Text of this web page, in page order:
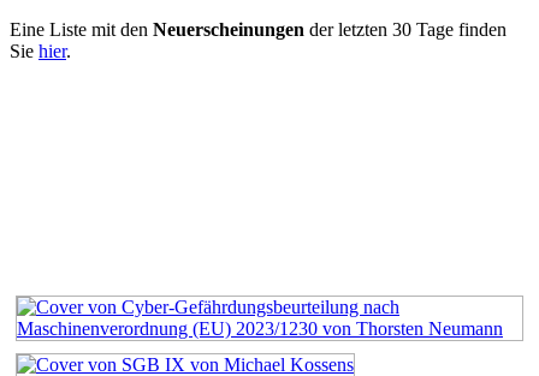
Eine Liste mit den Neuerscheinungen der letzten 30 Tage finden
Sie hier.